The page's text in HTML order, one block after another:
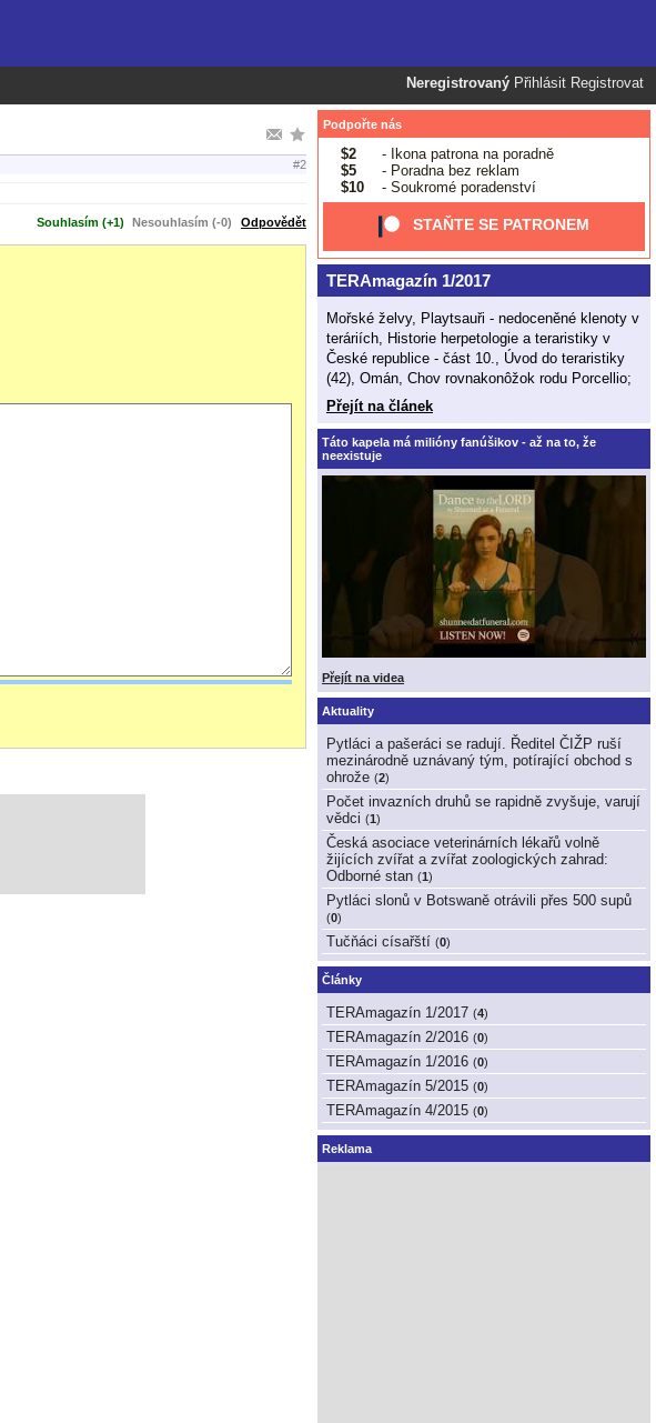
Neregistrovaný Přihlásit Registrovat
#2
Souhlasím (+1) Nesouhlasím (-0) Odpovědět
Podpořte nás
$2
- Ikona patrona na poradně
$5
- Poradna bez reklam
$10
- Soukromé poradenství
STAŇTE SE PATRONEM
TERAmagazín 1/2017
Mořské želvy, Playtsauři - nedoceněné klenoty v
teráriích, Historie herpetologie a teraristiky v
České republice - část 10., Úvod do teraristiky
(42), Omán, Chov rovnakonôžok rodu Porcellio;
Přejít na článek
Táto kapela má milióny fanúšikov - až na to, že
neexistuje
Přejít na videa
Aktuality
Pytláci a pašeráci se radují. Ředitel ČIŽP ruší
mezinárodně uznávaný tým, potírající obchod s
ohrože (2)
Počet invazních druhů se rapidně zvyšuje, varují
vědci (1)
Česká asociace veterinárních lékařů volně
žijících zvířat a zvířat zoologických zahrad:
Odborné stan (1)
Pytláci slonů v Botswaně otrávili přes 500 supů
(0)
Tučňáci císařští (0)
Články
TERAmagazín 1/2017 (4)
TERAmagazín 2/2016 (0)
TERAmagazín 1/2016 (0)
TERAmagazín 5/2015 (0)
TERAmagazín 4/2015 (0)
Reklama